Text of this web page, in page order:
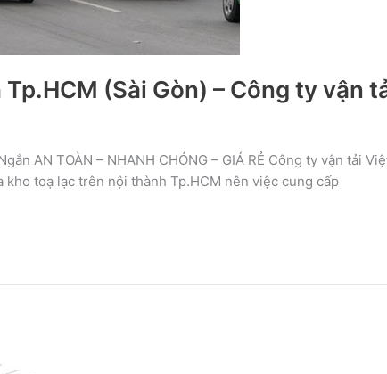
(Sài Gòn) – Công ty vận
AN TOÀN – NHANH CHÓNG – GIÁ RẺ Công ty vận tải
toạ lạc trên nội thành Tp.HCM nên việc cung cấp